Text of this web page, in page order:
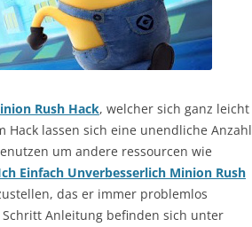
Rush Hack, welcher sich ganz leicht
lassen sich eine unendliche Anzahl
um andere ressourcen wie
Einfach Unverbesserlich Minion Rush
das er immer problemlos
Anleitung befinden sich unter